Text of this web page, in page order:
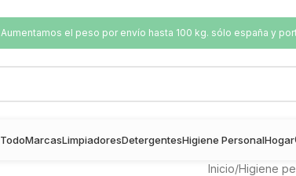
Aumentamos el peso por envío hasta 100 kg. sólo españa y
TodoMarcasLimpiadoresDetergentesHigiene PersonalHogar
Inicio/Higiene